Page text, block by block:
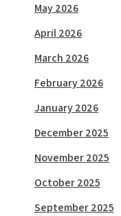
May 2026
April 2026
March 2026
February 2026
January 2026
December 2025
November 2025
October 2025
September 2025